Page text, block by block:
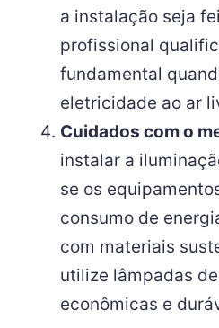
a instalação seja
profissional
fundamental
eletricidade ao ar
Cuidados com o
instalar a
se os
consumo de
com materiais
utilize lâmpadas
econômicas e